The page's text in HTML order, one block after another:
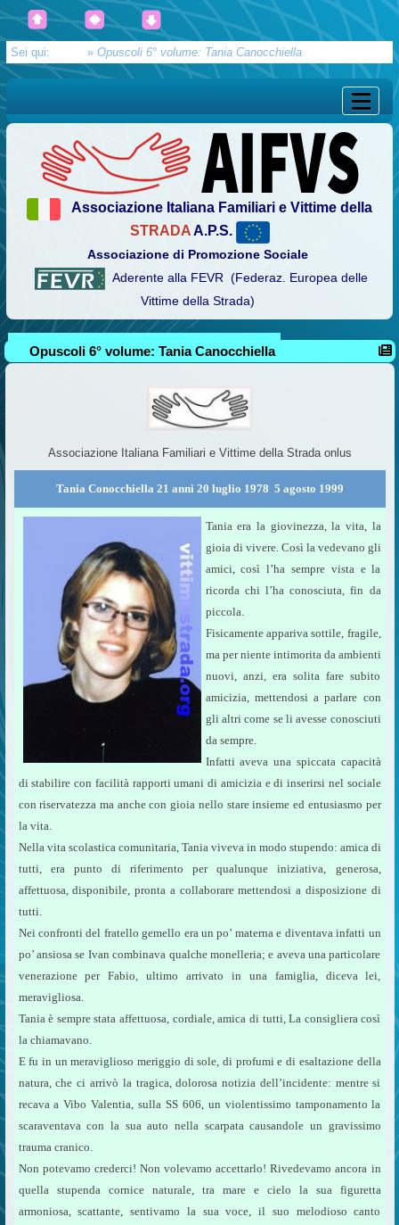
Sei qui: » Opuscoli 6° volume: Tania Canocchiella
Associazione Italiana Familiari e Vittime della
STRADAA.P.S.
Associazione di Promozione Sociale
Aderente alla FEVR (Federaz. Europea delle
Vittime della Strada)
Opuscoli 6° volume: Tania Canocchiella
Associazione Italiana Familiari e Vittime della Strada onlus
Tania Conocchiella 21 anni 20 luglio 1978  5 agosto 1999
Tania era la giovinezza, la vita, la
gioia di vivere. Così la vedevano gli
amici, così l’ha sempre vista e la
ricorda chi l’ha conosciuta, fin da
piccola.
Fisicamente appariva sottile, fragile,
ma per niente intimorita da ambienti
nuovi, anzi, era solita fare subito
amicizia, mettendosi a parlare con
gli altri come se li avesse conosciuti
da sempre.
Infatti aveva una spiccata capacità
di stabilire con facilità rapporti umani di amicizia e di inserirsi nel sociale
con riservatezza ma anche con gioia nello stare insieme ed entusiasmo per
la vita.
Nella vita scolastica comunitaria, Tania viveva in modo stupendo: amica di
tutti, era punto di riferimento per qualunque iniziativa, generosa,
affettuosa, disponibile, pronta a collaborare mettendosi a disposizione di
tutti.
Nei confronti del fratello gemello era un po’ materna e diventava infatti un
po’ ansiosa se Ivan combinava qualche monelleria; e aveva una particolare
venerazione per Fabio, ultimo arrivato in una famiglia, diceva lei,
meravigliosa.
Tania è sempre stata affettuosa, cordiale, amica di tutti, La consigliera così
la chiamavano.
E fu in un meraviglioso meriggio di sole, di profumi e di esaltazione della
natura, che ci arrivò la tragica, dolorosa notizia dell’incidente: mentre si
recava a Vibo Valentia, sulla SS 606, un violentissimo tamponamento la
scaraventava con la sua auto nella scarpata causandole un gravissimo
trauma cranico.
Non potevamo crederci! Non volevamo accettarlo! Rivedevamo ancora in
quella stupenda cornice naturale, tra mare e cielo la sua figuretta
armoniosa, scattante, sentivamo la sua voce, il suo melodioso canto